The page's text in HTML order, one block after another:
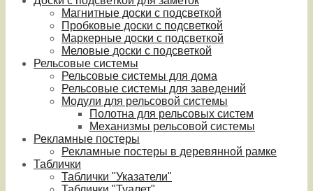
Магнитные доски с подсветкой
Пробковые доски с подсветкой
Маркерные доски с подсветкой
Меловые доски с подсветкой
Рельсовые системы
Рельсовые системы для дома
Рельсовые системы для заведений
Модули для рельсовой системы
Полотна для рельсовых систем
Механизмы рельсовой системы
Рекламные постеры
Рекламные постеры в деревянной рамке
Таблички
Таблички "Указатели"